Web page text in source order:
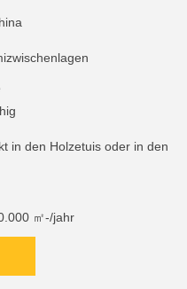
in den Holzetuis oder in den
㎡-/jahr